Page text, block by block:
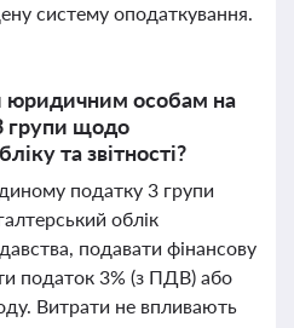
систему оподаткування.
юридичним особам на
групи щодо
та звітності?
податку 3 групи
облік
подавати фінансову
податок 3% (з ПДВ) або
Витрати не впливають